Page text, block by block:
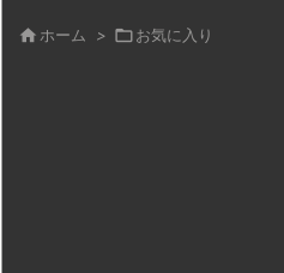
 ホーム > お気に入り